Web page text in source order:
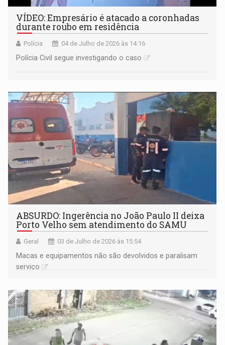
VÍDEO: Empresário é atacado a coronhadas
durante roubo em residência
Polícia 04 de Julho de 2026 às 14:16
Polícia Civil segue investigando o caso
ABSURDO: Ingerência no João Paulo II deixa
Porto Velho sem atendimento do SAMU
Geral 03 de Julho de 2026 às 15:54
Macas e equipamentos não são devolvidos e paralisam
serviço